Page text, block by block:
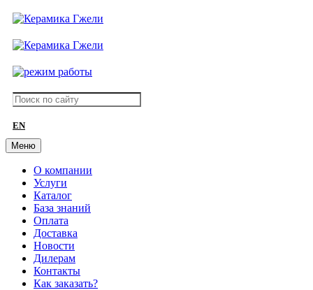
EN
Меню
О компании
Услуги
Каталог
База знаний
Оплата
Доставка
Новости
Дилерам
Контакты
Как заказать?